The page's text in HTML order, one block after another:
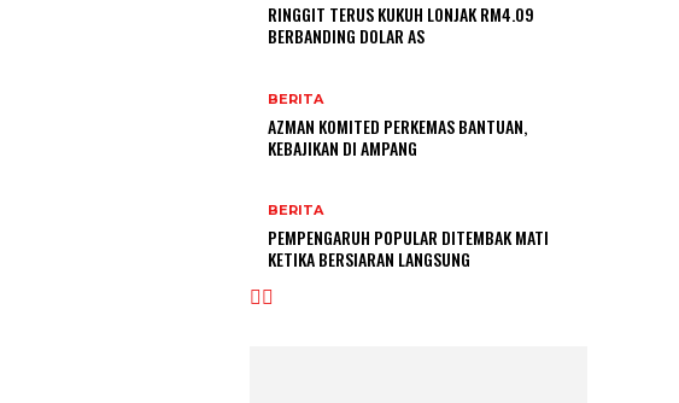
RINGGIT TERUS KUKUH LONJAK RM4.09
BERBANDING DOLAR AS
BERITA
AZMAN KOMITED PERKEMAS BANTUAN,
KEBAJIKAN DI AMPANG
BERITA
PEMPENGARUH POPULAR DITEMBAK MATI
KETIKA BERSIARAN LANGSUNG